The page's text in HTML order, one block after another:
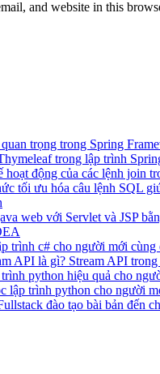
and website in this
trọng trong Spring
trong lập trình
hoạt động của các lệnh join
tối ưu hóa câu lệnh SQL
web với Servlet và JSP
trình c# cho người mới cùng
API là gì? Stream API trong
python hiệu quả cho
lập trình python cho người
đào tạo bài bản đến